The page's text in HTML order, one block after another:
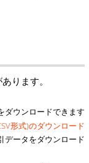
ります。
ダウンロードできます
形式)のダウンロード
ータをダウンロード